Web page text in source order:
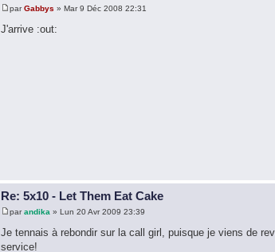
parGabbys » Mar 9 Déc 2008 22:31
J'arrive :out:
Re: 5x10 - Let Them Eat Cake
parandika » Lun 20 Avr 2009 23:39
Je tennais à rebondir sur la call girl, puisque je viens de
service!